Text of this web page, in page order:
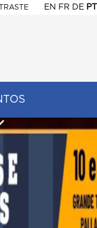
EN FR DE PT